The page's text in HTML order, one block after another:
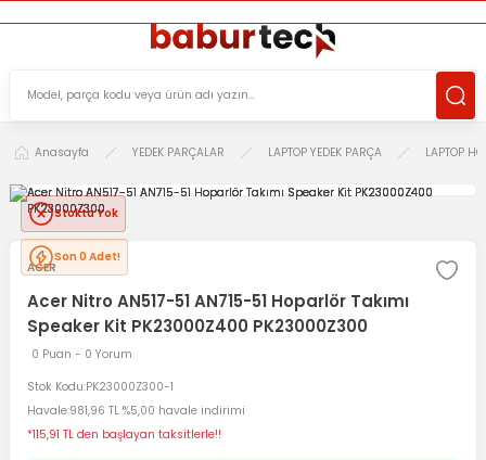
Anasayfa YEDEK PARÇALAR LAPTOP YEDEK PARÇA LAPTOP
Stokta Yok
Son 0 Adet!
ACER
Acer Nitro AN517-51 AN715-51 Hoparlör Takımı
Speaker Kit PK23000Z400 PK23000Z300
0 Puan - 0 Yorum
Stok Kodu PK23000Z300-1
Havale 981,96 TL %5,00 havale indirimi
*115,91 TL den başlayan taksitlerle!!